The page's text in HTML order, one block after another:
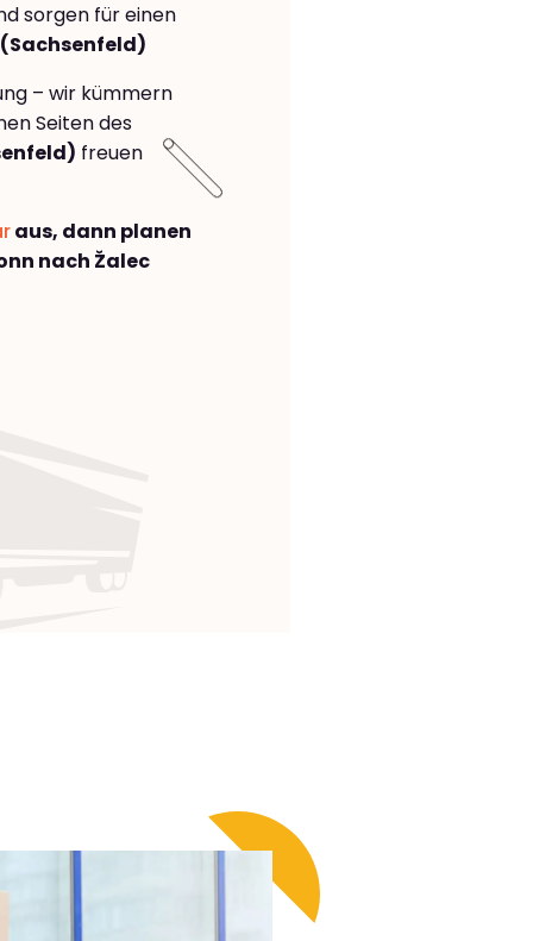
sorgen für einen
– wir kümmern
Seiten des
freuen
aus, dann planen
nach Žalec